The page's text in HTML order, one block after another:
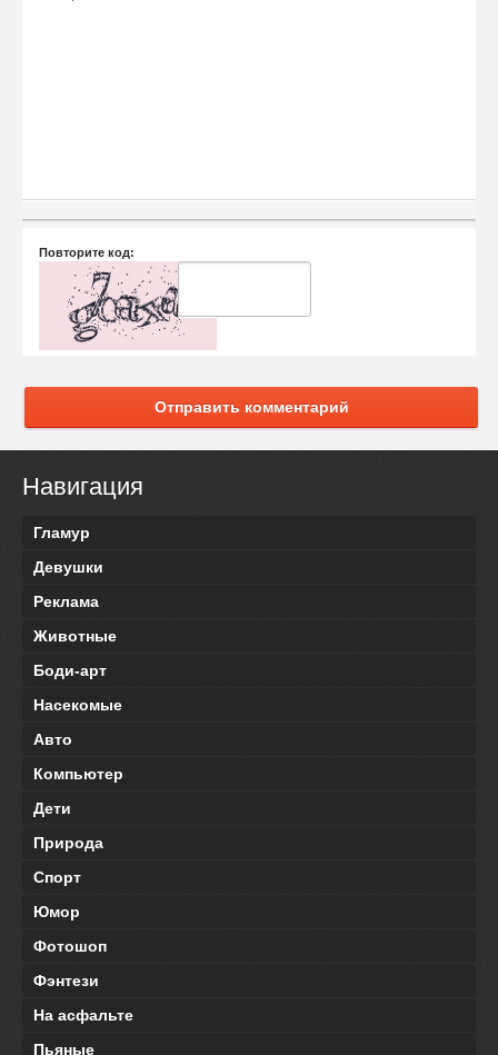
Повторите код:
Отправить комментарий
Навигация
Гламур
Девушки
Реклама
Животные
Боди-арт
Насекомые
Авто
Компьютер
Дети
Природа
Спорт
Юмор
Фотошоп
Фэнтези
На асфальте
Пьяные